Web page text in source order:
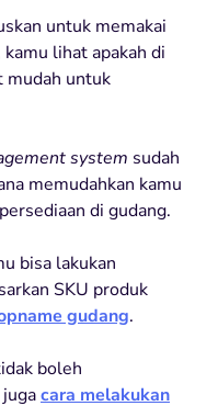
untuk memakai
lihat apakah di
untuk
system sudah
memudahkan kamu
di gudang.
bisa lakukan
SKU produk
gudang.
boleh
cara melakukan